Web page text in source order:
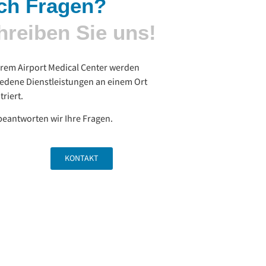
Fragen?
Sie uns!
Airport Medical Center werden
Dienstleistungen an einem Ort
wir Ihre Fragen.
KONTAKT